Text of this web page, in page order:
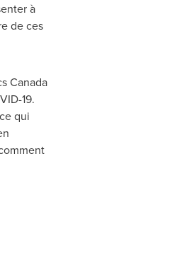
à
de ces
Canada
19.
qui